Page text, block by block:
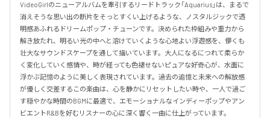
VideoGirlのニューアルバムを牽引するリードトラック「Aquarius」は、まるで
消えそうな思い出の断片をそっとすくい上げるような、ノスタルジックで透
明感あふれるドリームポップ・チューンです。決められた枠組みや重力から
解き放たれ、明るい光の中へと溶けていくような心地よい浮遊感を、儚くも
壮大なサウンドスケープを通して描いています。大人になるにつれて柔らか
く変化していく感情や、時が経っても色褪せないピュアな好奇心が、水面に
浮かぶ記憶のように美しく表現されています。過去の追憶と未来への解放感
が優しく交差するこの楽曲は、心を静かにリセットしたい時や、一人で過ご
す穏やかな時間のBGMに最適で、エモーショナルなインディーポップやアン
ビエントR&Bを好むリスナーの心に深く響く一曲に仕上がっています。